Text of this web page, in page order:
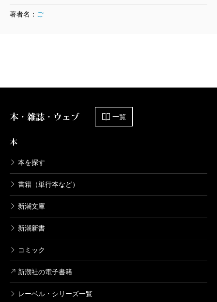
著者名： ご
本・雑誌・ウェブ 一覧
本
本を探す
書籍（単行本など）
新潮文庫
新潮新書
コミック
新潮社の電子書籍
レーベル・シリーズ一覧